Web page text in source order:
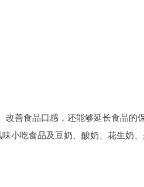
善食品口感，还能够延长食品的
小吃食品及豆奶、酸奶、花生奶